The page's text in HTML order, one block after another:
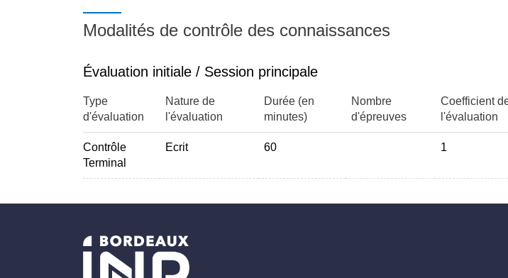
Modalités de contrôle des connaissances
Évaluation initiale / Session principale
Type
d'évaluation
Nature de
l'évaluation
Durée (en
minutes)
Nombre
d'épreuves
Coefficient
l'évaluation
Contrôle
Terminal
Ecrit 60 1